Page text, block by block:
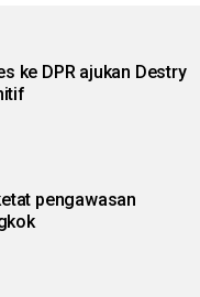
ke DPR ajukan Destry
pengawasan